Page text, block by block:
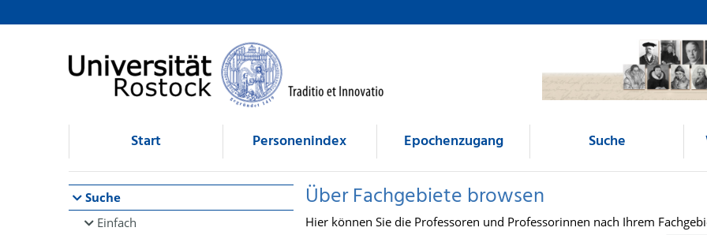
Browsen
direkt zum Inhalt
Start Personenindex Epochenzugang Suche
Suche
Einfach
Über Fachgebiete browsen
Hier können Sie die Professoren und Professorinnen nach Ihrem